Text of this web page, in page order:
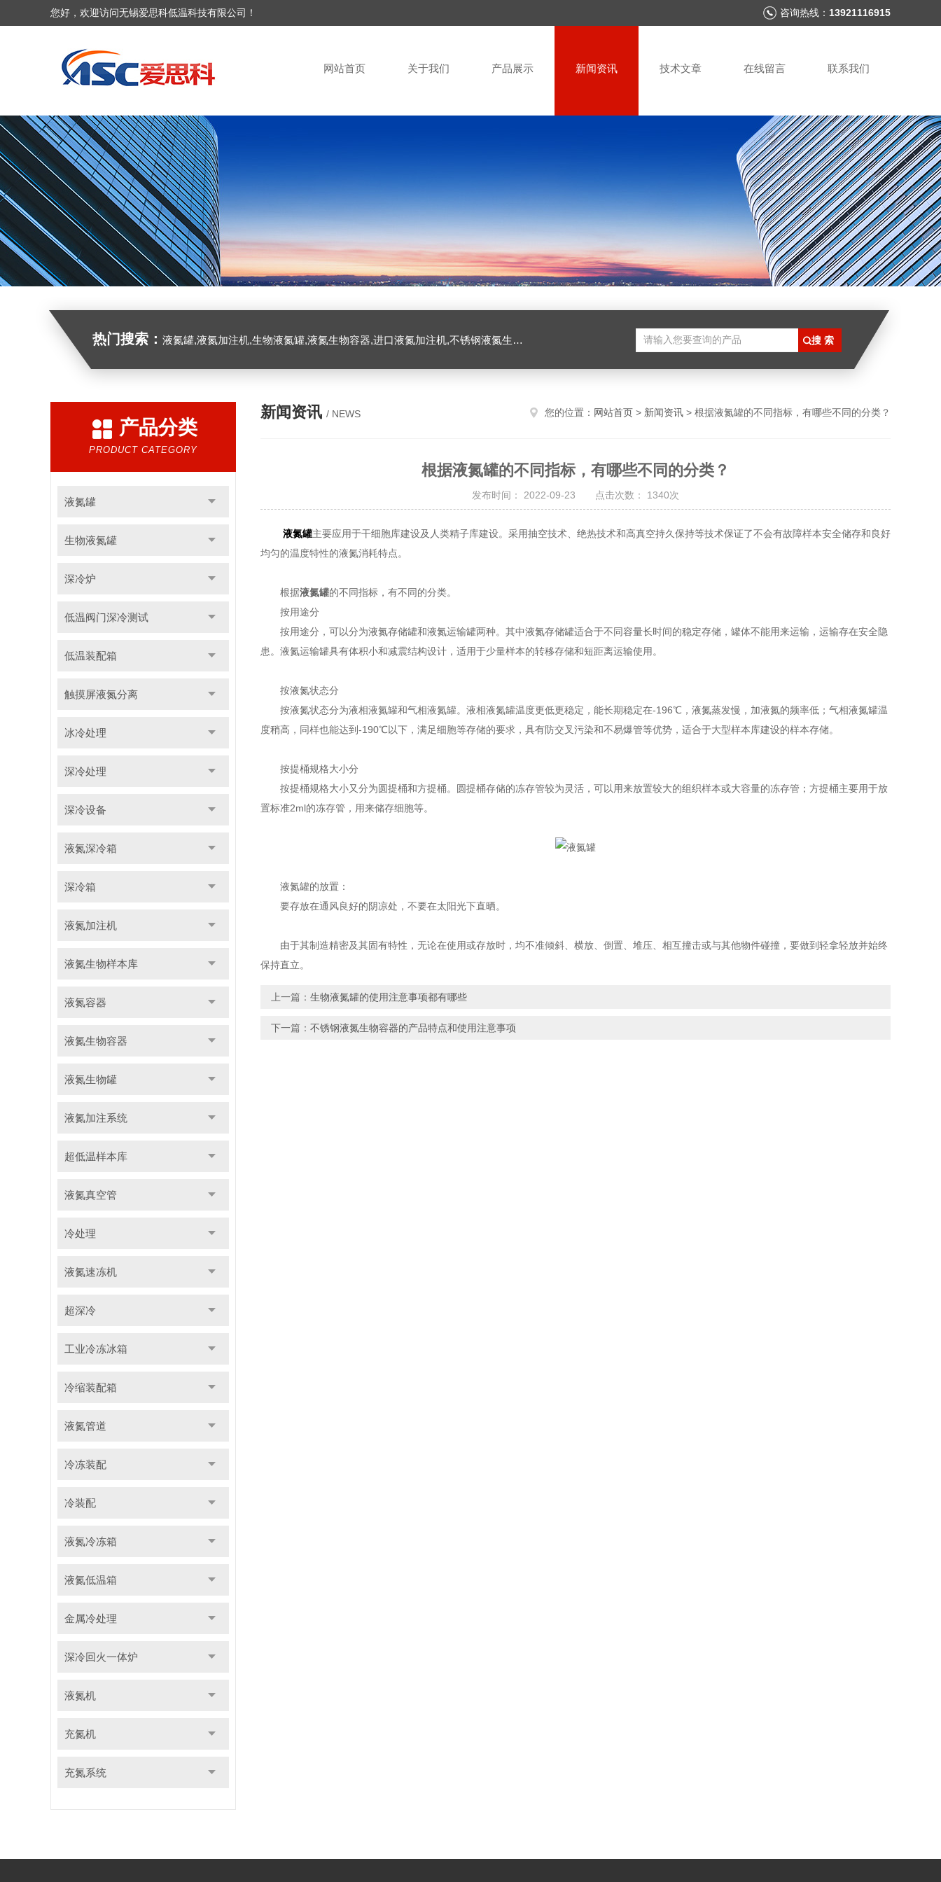
您好，欢迎访问无锡爱思科低温科技有限公司！ 咨询热线： 13921116915
网站首页 关于我们 产品展示 新闻资讯 技术文章 在线留言 联系我们
热门搜索： 液氮罐,液氮加注机,生物液氮罐,液氮生物容器,进口液氮加注机,不锈钢液氮生物容器
产品分类
PRODUCT CATEGORY
液氮罐
生物液氮罐
深冷炉
低温阀门深冷测试
低温装配箱
触摸屏液氮分离
冰冷处理
深冷处理
深冷设备
液氮深冷箱
深冷箱
液氮加注机
液氮生物样本库
液氮容器
液氮生物容器
液氮生物罐
液氮加注系统
超低温样本库
液氮真空管
冷处理
液氮速冻机
超深冷
工业冷冻冰箱
冷缩装配箱
液氮管道
冷冻装配
冷装配
液氮冷冻箱
液氮低温箱
金属冷处理
深冷回火一体炉
液氮机
充氮机
充氮系统
新闻资讯 / NEWS 您的位置： 网站首页 > 新闻资讯 > 根据液氮罐的不同指标，有哪些不同的分类？
根据液氮罐的不同指标，有哪些不同的分类？
发布时间： 2022-09-23 点击次数： 1340次
液氮罐主要应用于干细胞库建设及人类精子库建设。采用抽空技术、绝热技术和高真空持久保持等技术保证了不会有故障样本安全储存和良好
均匀的温度特性的液氮消耗特点。
根据液氮罐的不同指标，有不同的分类。
按用途分
按用途分，可以分为液氮存储罐和液氮运输罐两种。其中液氮存储罐适合于不同容量长时间的稳定存储，罐体不能用来运输，运输存在安全隐
患。液氮运输罐具有体积小和减震结构设计，适用于少量样本的转移存储和短距离运输使用。
按液氮状态分
按液氮状态分为液相液氮罐和气相液氮罐。液相液氮罐温度更低更稳定，能长期稳定在-196℃，液氮蒸发慢，加液氮的频率低；气相液氮罐温
度稍高，同样也能达到-190℃以下，满足细胞等存储的要求，具有防交叉污染和不易爆管等优势，适合于大型样本库建设的样本存储。
按提桶规格大小分
按提桶规格大小又分为圆提桶和方提桶。圆提桶存储的冻存管较为灵活，可以用来放置较大的组织样本或大容量的冻存管；方提桶主要用于放
置标准2ml的冻存管，用来储存细胞等。
液氮罐的放置：
要存放在通风良好的阴凉处，不要在太阳光下直晒。
由于其制造精密及其固有特性，无论在使用或存放时，均不准倾斜、横放、倒置、堆压、相互撞击或与其他物件碰撞，要做到轻拿轻放并始终
保持直立。
上一篇： 生物液氮罐的使用注意事项都有哪些
下一篇： 不锈钢液氮生物容器的产品特点和使用注意事项